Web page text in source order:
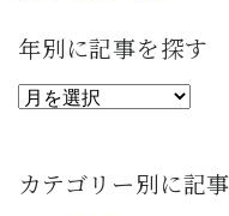
年別に記事を探す
カテゴリー別に記